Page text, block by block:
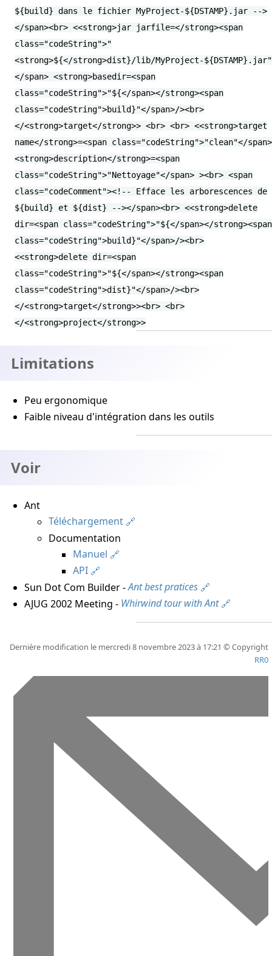
${build} dans le fichier MyProject-${DSTAMP}.jar -->
</span><br> <<strong>jar jarfile=</strong><span
class="codeString">"
<strong>${</strong>dist}/lib/MyProject-${DSTAMP}.jar"
</span> <strong>basedir=<span
class="codeString">"${</span></strong><span
class="codeString">build}"</span>/><br>
</<strong>target</strong>> <br> <br> <<strong>target
name</strong>=<span class="codeString">"clean"</span>
<strong>description</strong>=<span
class="codeString">"Nettoyage"</span> ><br> <span
class="codeComment"><!-- Efface les arborescences de
${build} et ${dist} --></span><br> <<strong>delete
dir=<span class="codeString">"${</span></strong><span
class="codeString">build}"</span>/><br>
<<strong>delete dir=<span
class="codeString">"${</span></strong><span
class="codeString">dist}"</span>/><br>
</<strong>target</strong>><br> <br>
</<strong>project</strong>>
Limitations
Peu ergonomique
Faible niveau d'intégration dans les outils
Voir
Ant
Téléchargement
Documentation
Manuel
API
Sun Dot Com Builder -Ant best pratices
AJUG 2002 Meeting - Whirwind tour with Ant
Dernière modification le mercredi 8 novembre 2023 à 17:21 © Copyright
RR0